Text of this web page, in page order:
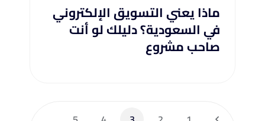
ماذا يعني التسويق الإلكتروني
في السعودية؟ دليلك لو أنت
صاحب مشروع